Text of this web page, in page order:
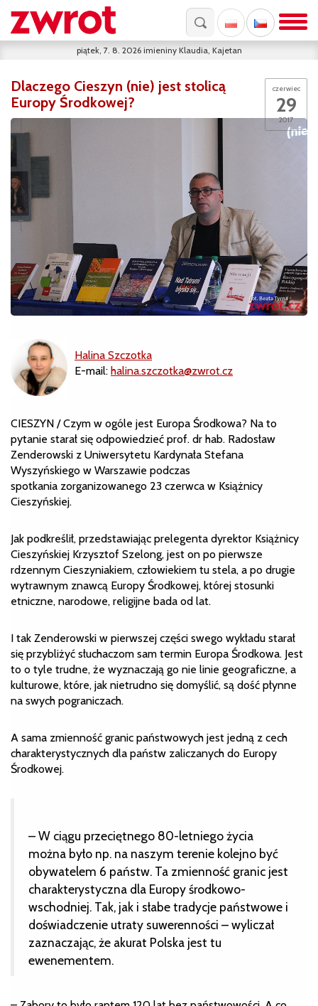
piątek, 7. 8. 2026 imieniny Klaudia, Kajetan
czerwiec
29
2017
Dlaczego Cieszyn (nie) jest stolicą
Europy Środkowej?
Halina Szczotka
E-mail: halina.szczotka@zwrot.cz
CIESZYN / Czym w ogóle jest Europa Środkowa? Na to
pytanie starał się odpowiedzieć prof. dr hab. Radosław
Zenderowski z Uniwersytetu Kardynała Stefana
Wyszyńskiego w Warszawie podczas
spotkania zorganizowanego 23 czerwca w Książnicy
Cieszyńskiej.
Jak podkreślił, przedstawiając prelegenta dyrektor Książnicy
Cieszyńskiej Krzysztof Szelong, jest on po pierwsze
rdzennym Cieszyniakiem, człowiekiem tu stela, a po drugie
wytrawnym znawcą Europy Środkowej, której stosunki
etniczne, narodowe, religijne bada od lat.
I tak Zenderowski w pierwszej części swego wykładu starał
się przybliżyć słuchaczom sam termin Europa Środkowa. Jest
to o tyle trudne, że wyznaczają go nie linie geograficzne, a
kulturowe, które, jak nietrudno się domyślić, są dość płynne
na swych pograniczach.
A sama zmienność granic państwowych jest jedną z cech
charakterystycznych dla państw zaliczanych do Europy
Środkowej.
– W ciągu przeciętnego 80-letniego życia
można było np. na naszym terenie kolejno być
obywatelem 6 państw. Ta zmienność granic jest
charakterystyczna dla Europy środkowo-
wschodniej. Tak, jak i słabe tradycje państwowe i
doświadczenie utraty suwerenności – wyliczał
zaznaczając, że akurat Polska jest tu
ewenementem.